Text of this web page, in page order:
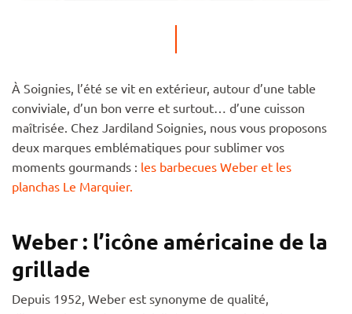
À Soignies, l’été se vit en extérieur, autour d’une table
conviviale, d’un bon verre et surtout… d’une cuisson
maîtrisée. Chez Jardiland Soignies, nous vous proposons
deux marques emblématiques pour sublimer vos
moments gourmands : les barbecues Weber et les
planchas Le Marquier.
Weber : l’icône américaine de la
grillade
Depuis 1952, Weber est synonyme de qualité,